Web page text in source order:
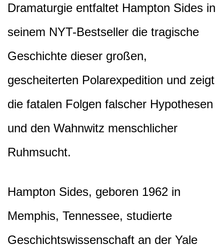
Dramaturgie entfaltet Hampton Sides in
seinem NYT-Bestseller die tragische
Geschichte dieser großen,
gescheiterten Polarexpedition und zeigt
die fatalen Folgen falscher Hypothesen
und den Wahnwitz menschlicher
Ruhmsucht.
Hampton Sides, geboren 1962 in
Memphis, Tennessee, studierte
Geschichtswissenschaft an der Yale